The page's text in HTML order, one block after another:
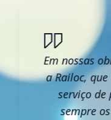
Em nossas
a Railoc,
serviço
sempre